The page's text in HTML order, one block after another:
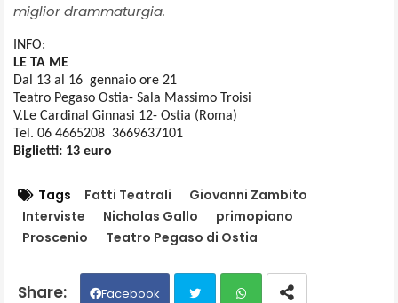
miglior drammaturgia.
INFO:
LE TA ME
Dal 13 al 16 gennaio ore 21
Teatro Pegaso Ostia- Sala Massimo Troisi
V.Le Cardinal Ginnasi 12- Ostia (Roma)
Tel. 06 4665208 3669637101
Biglietti: 13 euro
Tags Fatti Teatrali
Giovanni Zambito
Interviste
Nicholas Gallo
primopiano
Proscenio
Teatro Pegaso di Ostia
Facebook